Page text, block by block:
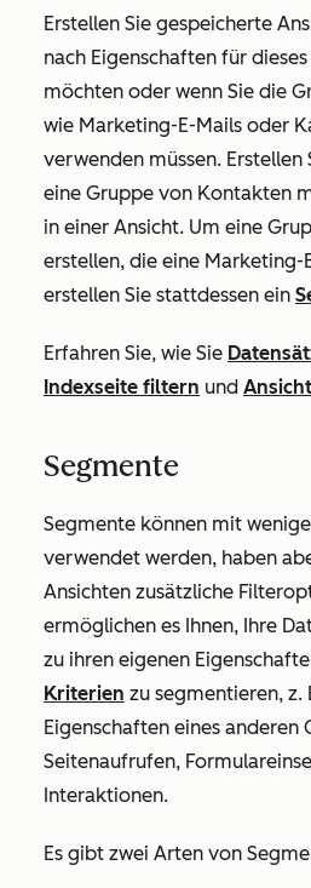
Erstellen Sie gespeicherte
nach Eigenschaften für
möchten oder wenn Sie die
wie Marketing-E-Mails oder
verwenden müssen. Erstellen
eine Gruppe von Kontakten
in einer Ansicht. Um eine
erstellen, die eine Marketing-
erstellen Sie stattdessen ein
Erfahren Sie, wie Sie
Indexseite filtern und
Segmente
Segmente können mit
verwendet werden, haben
Ansichten zusätzliche
ermöglichen es Ihnen, Ihre
zu ihren eigenen
Kriterien zu segmentieren, z.
Eigenschaften eines anderen
Seitenaufrufen,
Interaktionen.
Es gibt zwei Arten von